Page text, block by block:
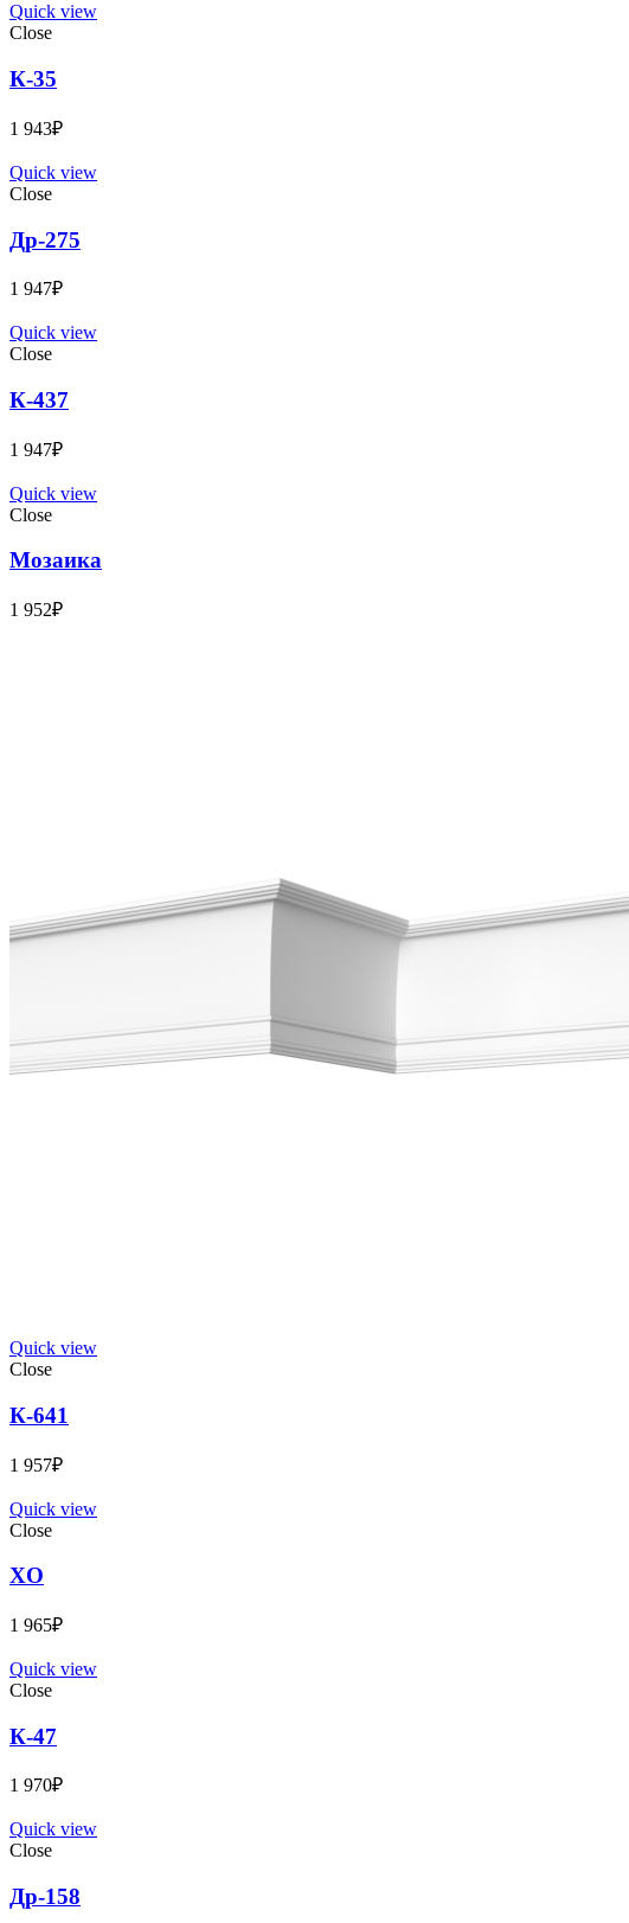
Quick view
Close
К-35
1 943₽
Quick view
Close
Др-275
1 947₽
Quick view
Close
К-437
1 947₽
Quick view
Close
Мозаика
1 952₽
Quick view
Close
К-641
1 957₽
Quick view
Close
XO
1 965₽
Quick view
Close
К-47
1 970₽
Quick view
Close
Др-158